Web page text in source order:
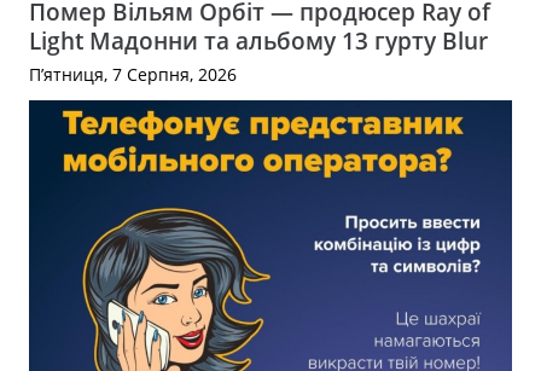
Помер Вільям Орбіт — продюсер Ray of
Light Мадонни та альбому 13 гурту Blur
П’ятниця, 7 Серпня, 2026